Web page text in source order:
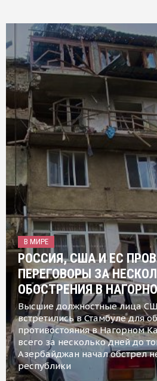
В МИРЕ
РОССИЯ, США И ЕС
ПЕРЕГОВОРЫ ЗА
ОБОСТРЕНИЯ В
Высшие должностные лица
встретились в Стамбуле для
противостояния в Нагорном
всего за несколько дней до
Азербайджан начал обстрел
республики